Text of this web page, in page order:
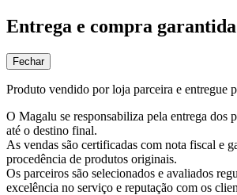
Entrega e compra garantida
Fechar
Produto vendido por loja parceira e entregue
O Magalu se responsabiliza pela entrega dos
até o destino final.
As vendas são certificadas com nota fiscal e
procedência de produtos originais.
Os parceiros são selecionados e avaliados
excelência no serviço e reputação com os